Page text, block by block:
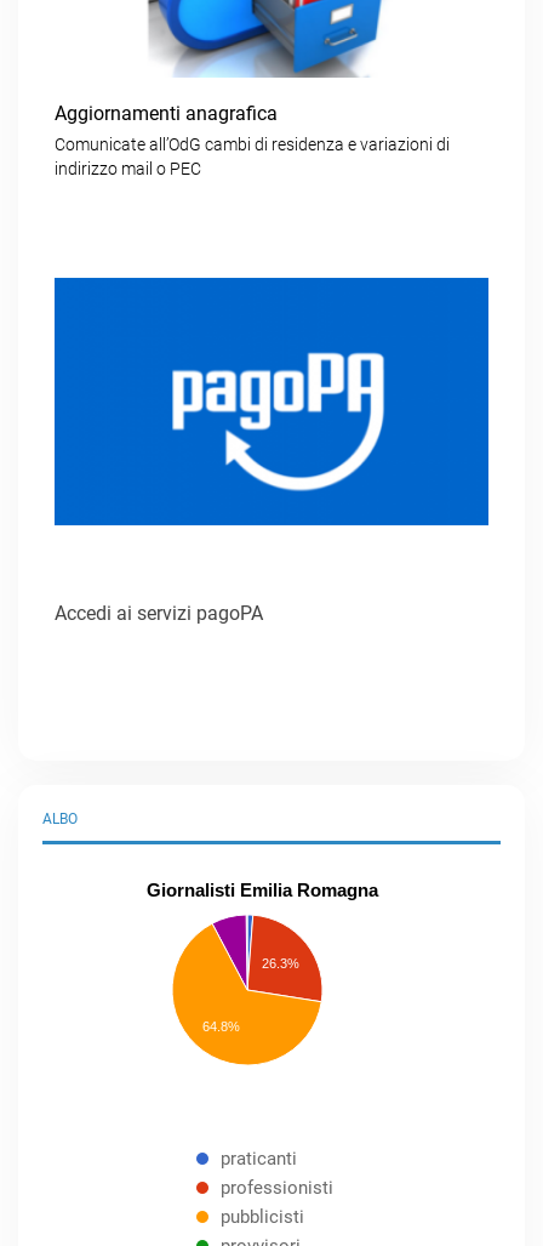
Aggiornamenti anagrafica
Comunicate all’OdG cambi di residenza e variazioni di
indirizzo mail o PEC
Accedi ai servizi pagoPA
ALBO
Giornalisti Emilia Romagna
26.3%
64.8%
praticanti
professionisti
pubblicisti